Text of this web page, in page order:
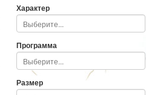
Характер
Программа
Размер